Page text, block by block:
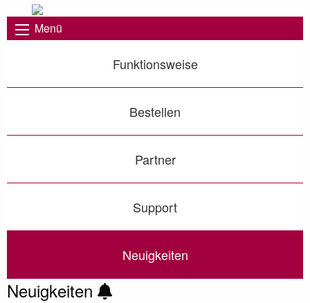
Menü
Funktionsweise
Bestellen
Partner
Support
Neuigkeiten
Neuigkeiten